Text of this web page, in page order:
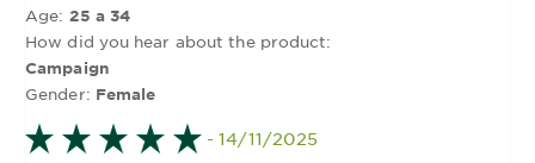
Age: 25 a 34
How did you hear about the product:
Campaign
Gender: Female
- 14/11/2025